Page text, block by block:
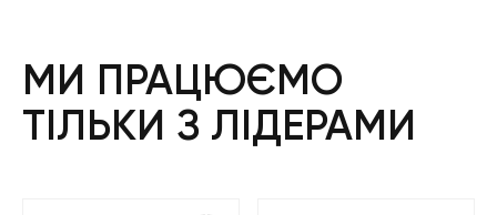
МИ ПРАЦЮЄМО
ТІЛЬКИ З ЛІДЕРАМИ